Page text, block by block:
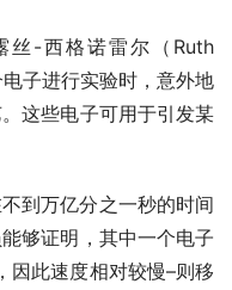
丝-西格诺雷尔（Ruth
子进行实验时，意外地
这些电子可用于引发某
到万亿分之一秒的时间
够证明，其中一个电子
因此速度相对较慢–则移